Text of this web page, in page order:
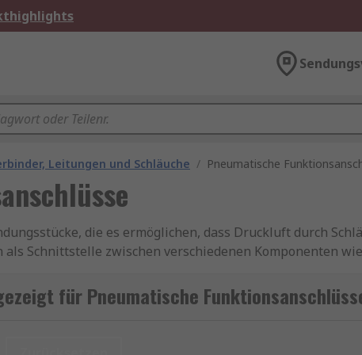
Leitungen und Schläuche / Pneumatische
die es ermöglichen, dass Druckluft durch
als Schnittstelle zwischen verschiedenen Komponenten
Betrieb des gesamten Systems unerlässlich ist.
für Pneumatische